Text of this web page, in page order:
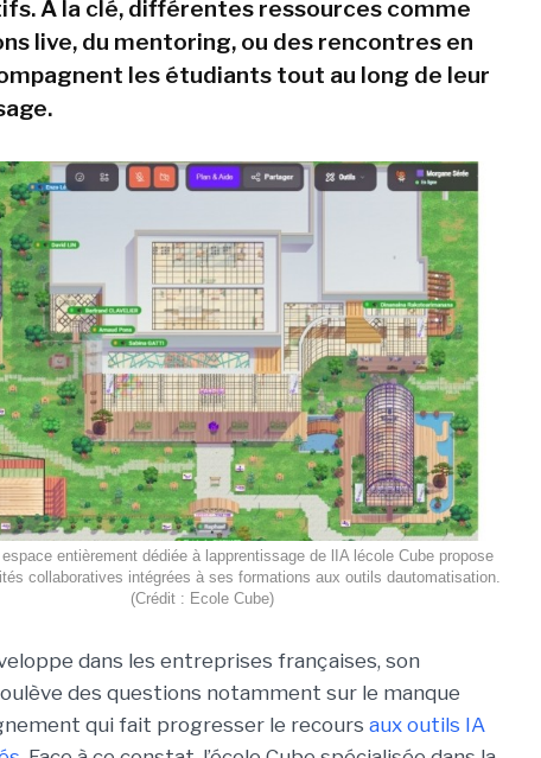
A la clé, différentes ressources comme
live, du mentoring, ou des rencontres en
les étudiants tout au long de leur
entièrement dédiée à lapprentissage de lIA lécole Cube propose
collaboratives intégrées à ses formations aux outils dautomatisation.
(Crédit : Ecole Cube)
dans les entreprises françaises, son
des questions notamment sur le manque
qui fait progresser le recours aux outils IA